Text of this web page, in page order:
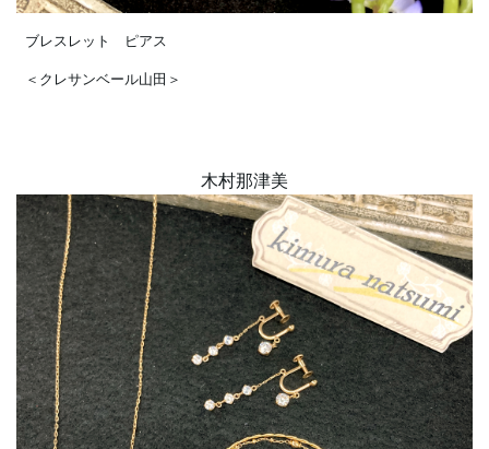
ブレスレット ピアス
＜クレサンベール山田＞
木村那津美